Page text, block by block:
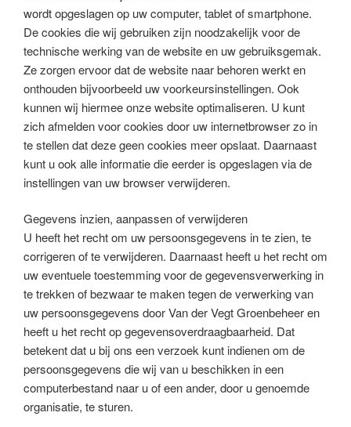
wordt opgeslagen op uw computer, tablet of smartphone.
De cookies die wij gebruiken zijn noodzakelijk voor de
technische werking van de website en uw gebruiksgemak.
Ze zorgen ervoor dat de website naar behoren werkt en
onthouden bijvoorbeeld uw voorkeursinstellingen. Ook
kunnen wij hiermee onze website optimaliseren. U kunt
zich afmelden voor cookies door uw internetbrowser zo in
te stellen dat deze geen cookies meer opslaat. Daarnaast
kunt u ook alle informatie die eerder is opgeslagen via de
instellingen van uw browser verwijderen.
Gegevens inzien, aanpassen of verwijderen
U heeft het recht om uw persoonsgegevens in te zien, te
corrigeren of te verwijderen. Daarnaast heeft u het recht om
uw eventuele toestemming voor de gegevensverwerking in
te trekken of bezwaar te maken tegen de verwerking van
uw persoonsgegevens door Van der Vegt Groenbeheer en
heeft u het recht op gegevensoverdraagbaarheid. Dat
betekent dat u bij ons een verzoek kunt indienen om de
persoonsgegevens die wij van u beschikken in een
computerbestand naar u of een ander, door u genoemde
organisatie, te sturen.